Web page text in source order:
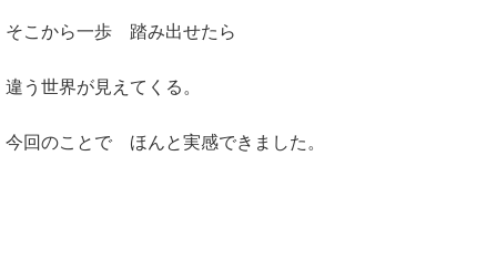
そこから一歩 踏み出せたら
違う世界が見えてくる。
今回のことで ほんと実感できました。